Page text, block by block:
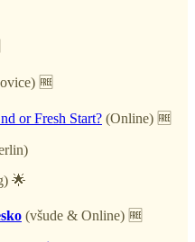
🆓
or Fresh Start? (Online) 🆓
🌟
(všude & Online) 🆓